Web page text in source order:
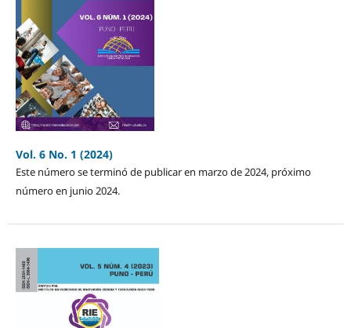
Vol. 6 No. 1 (2024)
Este número se terminó de publicar en marzo de 2024, próximo
número en junio 2024.